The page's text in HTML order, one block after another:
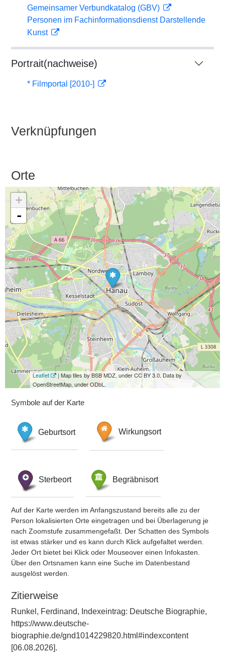
Gemeinsamer Verbundkatalog (GBV)
Personen im Fachinformationsdienst Darstellende
Kunst
Portrait(nachweise)
* Filmportal [2010-]
Verknüpfungen
Orte
+
-
Leaflet
| Map tiles by BSB MDZ, under CC BY 3.0. Data by
OpenStreetMap, under ODbL.
Symbole auf der Karte
Geburtsort Wirkungsort
Sterbeort Begräbnisort
Auf der Karte werden im Anfangszustand bereits alle zu der
Person lokalisierten Orte eingetragen und bei Überlagerung je
nach Zoomstufe zusammengefaßt. Der Schatten des Symbols
ist etwas stärker und es kann durch Klick aufgefaltet werden.
Jeder Ort bietet bei Klick oder Mouseover einen Infokasten.
Über den Ortsnamen kann eine Suche im Datenbestand
ausgelöst werden.
Zitierweise
Runkel, Ferdinand, Indexeintrag: Deutsche Biographie,
https://www.deutsche-
biographie.de/gnd1014229820.html#indexcontent
[06.08.2026].